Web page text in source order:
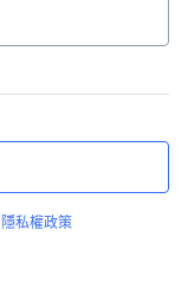
隱私權政策